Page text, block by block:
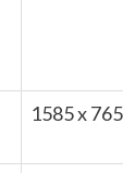
1585 x